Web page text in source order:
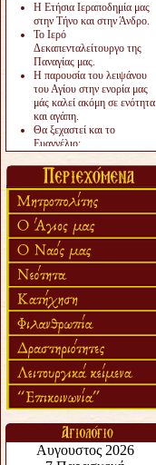
Η Ετήσια Ιεραποδημία μας
στην Τήνο και στην Άνδρο.
Το Ιερό
Δεκαπενταλείτουργο της
Παναγίας μας.
Η παρουσία του λειψάνου
του Αγίου στην ενορία μας
μάς καλεί ακόμη σε ενότητα
και αγάπη.
Θα ξεχαστεί και το
Ευαγγέλιο;
«πολύ αργά».
Ζητείται....